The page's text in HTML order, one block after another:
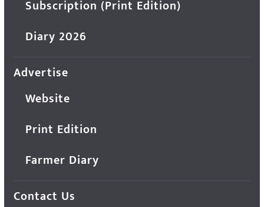
Subscription (Print Edition)
Diary 2026
Advertise
Website
Print Edition
Farmer Diary
Contact Us